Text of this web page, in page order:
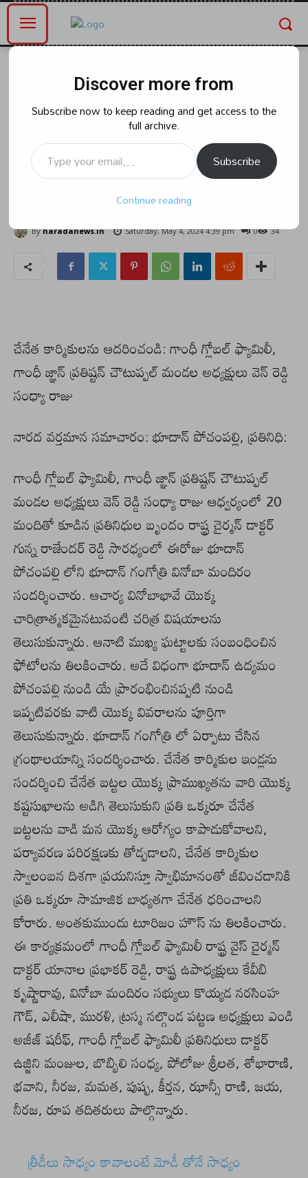
రాజకీయం
చేనేత కార్మికులను ఆదరించండి: గాంధీ
గ్లోబల్ ఫ్యామిలీ, గాంధీ జ్ఞాన్ ప్రతిష్టన్
చౌటుప్పల్ మండల అధ్యక్షులు వెన్ రెడ్డి
సంధ్యా రాజు
By naradanews.in Saturday, May 4, 2024 4:39 pm 34
0
చేనేత కార్మికులను ఆదరించండి: గాంధీ గ్లోబల్ ఫ్యామిలీ,
గాంధీ జ్ఞాన్ ప్రతిష్టన్ చౌటుప్పల్ మండల అధ్యక్షులు వెన్ రెడ్డి
సంధ్యా రాజు
నారద వర్తమాన సమాచారం: భూదాన్ పోచంపల్లి, ప్రతినిధి:
గాంధీ గ్లోబల్ ఫ్యామిలీ, గాంధీ జ్ఞాన్ ప్రతిష్టన్ చౌటుప్పల్
మండల అధ్యక్షులు వెన్ రెడ్డి సంధ్యా రాజు ఆధ్వర్యంలో 20
మందితో కూడిన ప్రతినిధుల బృందం రాష్ట్ర చైర్మన్ డాక్టర్
గున్న రాజేందర్ రెడ్డి సారధ్యంలో ఈరోజు భూదాన్
పోచంపల్లి లోని భూదాన్ గంగోత్రి వినోబా మందిరం
సందర్శించారు. ఆచార్య వినోబాభావే యొక్క
చారిత్రాత్మకమైనటువంటి చరిత్ర విషయాలను
తెలుసుకున్నారు. ఆనాటి ముఖ్య ఘట్టాలకు సంబంధించిన
ఫోటోలను తిలకించారు. అదే విధంగా భూదాన్ ఉద్యమం
పోచంపల్లి నుండి యే ప్రారంభించినప్పటి నుండి
ఇప్పటివరకు వాటి యొక్క వివరాలను పూర్తిగా
తెలుసుకున్నారు. భూదాన్ గంగోత్రి లో ఏర్పాటు చేసిన
గ్రంథాలయాన్ని సందర్శించారు. చేనేత కార్మికుల ఇండ్లను
సందర్శించి చేనేత బట్టల యొక్క ప్రాముఖ్యతను వారి యొక్క
కష్టసుఖాలను అడిగి తెలుసుకుని ప్రతి ఒక్కరూ చేనేత
బట్టలను వాడి మన యొక్క ఆరోగ్యం కాపాడుకోవాలని,
పర్యావరణ పరిరక్షణకు తోడ్పడాలని, చేనేత కార్మికుల
స్వాలంబన దిశగా ప్రయనిస్తూ స్వాభిమానంతో జీవించడానికి
ప్రతి ఒక్కరూ సామాజిక బాధ్యతగా చేనేత ధరించాలని
కోరారు. అంతకుముందు టూరిజం హౌస్ ను తిలకించారు.
ఈ కార్యక్రమంలో గాంధీ గ్లోబల్ ఫ్యామిలీ రాష్ట్ర వైస్ చైర్మన్
డాక్టర్ యానాల ప్రభాకర్ రెడ్డి, రాష్ట్ర ఉపాధ్యక్షులు కేవీబి
కృష్ణారావు, వినోబా మందిరం సభ్యులు కొయ్యడ నరసింహ
గౌడ్, ఎలీషా, మురళి, ట్రస్మ నల్గొండ పట్టణ అధ్యక్షులు ఎండి
అజీజ్ షరీఫ్, గాంధీ గ్లోబల్ ఫ్యామిలీ ప్రతినిధులు డాక్టర్
ఉజ్జిని మంజుల, బొబ్బిలి సంధ్య, పోలోజు శ్రీలత, శోభారాణి,
భవాని, నీరజ, మమత, పుష్ప, కీర్తన, ఝాన్సీ రాణి, జయ,
నీరజ, రూప తదితరులు పాల్గొన్నారు.
త్రీడీలు సాధ్యం కావాలంటే మోడీ తోనే సాధ్యం
Discover more from
Subscribe now to keep reading and get access to the
full archive.
Type your email…
Subscribe
Continue reading